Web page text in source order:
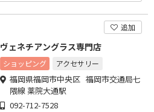
追加
ヴェネチアングラス専門店
ショッピング アクセサリー
福岡県福岡市中央区 福岡市交通局七
隈線 薬院大通駅
092-712-7528